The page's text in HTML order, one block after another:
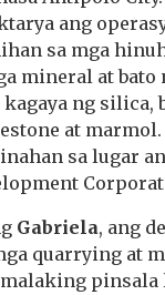
ang
sa mga
mineral at bato
ng silica,
at
sa lugar
Gabriela, ang
quarrying at
pinsala